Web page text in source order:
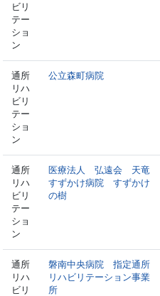
ビリ
テー
ショ
ン
通所
リハ
ビリ
テー
ショ
ン
公立森町病院
通所
リハ
ビリ
テー
ショ
ン
医療法人 弘遠会 天竜
すずかけ病院 すずかけ
の樹
通所
リハ
ビリ
磐南中央病院 指定通所
リハビリテーション事業
所